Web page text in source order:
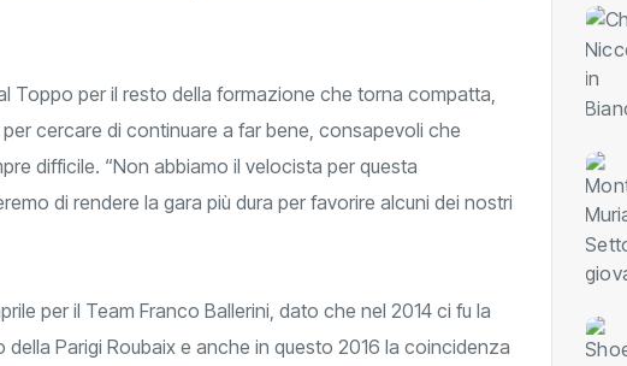
Toppo per il resto della formazione che torna compatta,
cercare di continuare a far bene, consapevoli che
difficile. “Non abbiamo il velocista per questa
di rendere la gara più dura per favorire alcuni dei nostri
per il Team Franco Ballerini, dato che nel 2014 ci fu la
Parigi Roubaix e anche in questo 2016 la coincidenza